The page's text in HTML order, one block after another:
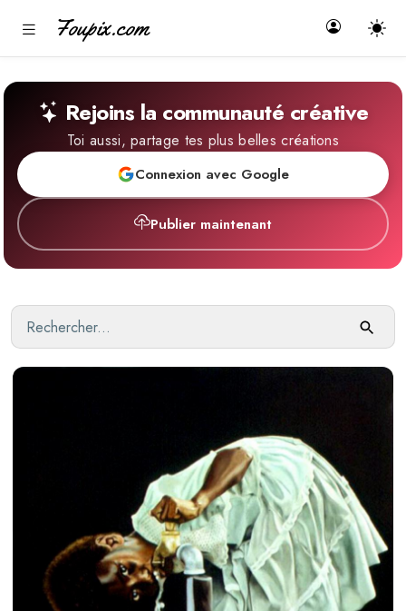
Foupix.com
Rejoins la communauté créative
Toi aussi, partage tes plus belles créations
Connexion avec Google
Publier maintenant